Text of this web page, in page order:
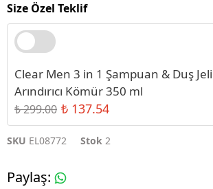
Size Özel Teklif
Clear Men 3 in 1 Şampuan & Duş Jeli
Arındırıcı Kömür 350 ml
₺ 299.00 ₺ 137.54
SKU EL08772 Stok 2
Paylaş: